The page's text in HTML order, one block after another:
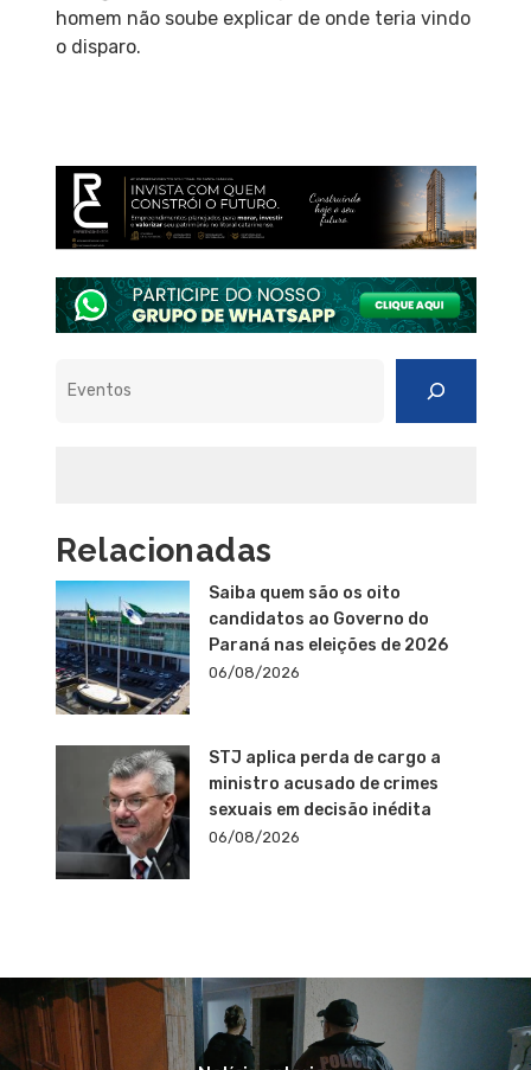
homem não soube explicar de onde teria vindo
o disparo.
Relacionadas
Saiba quem são os oito
candidatos ao Governo do
Paraná nas eleições de 2026
06/08/2026
STJ aplica perda de cargo a
ministro acusado de crimes
sexuais em decisão inédita
06/08/2026